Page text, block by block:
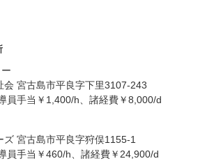
会 宮古島市平良字下里3107-243
員手当￥1,400/h、諸経費￥8,000/d
宮古島市平良字狩俣1155-1
員手当￥460/h、諸経費￥24,900/d